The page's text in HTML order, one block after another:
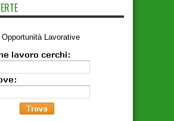
Opportunità Lavorative